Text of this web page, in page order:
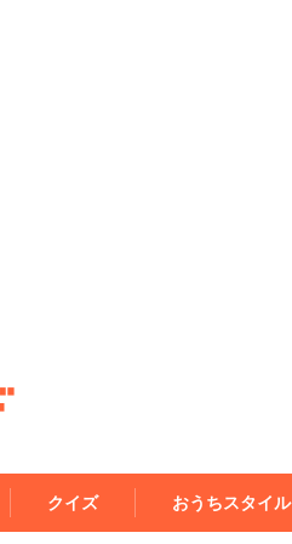
クイズ おうちスタイル